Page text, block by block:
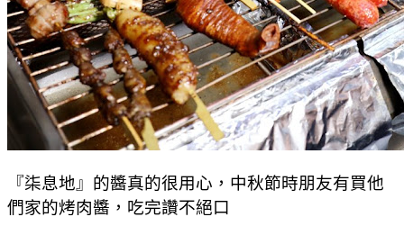
『柒息地』的醬真的很用心，中秋節時朋友有買他
們家的烤肉醬，吃完讚不絕口